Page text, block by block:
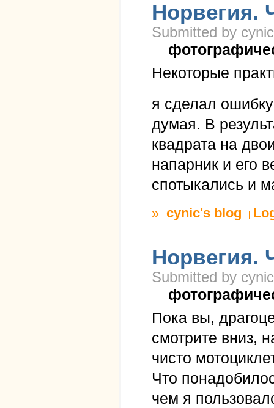
Норвегия.
Submitted by
Некоторые
я сделал
думая. В
квадрата на
напарник и его
спотыкались и
» cynic's blog
Норвегия.
Submitted by
Пока вы,
смотрите вниз,
чисто
Что
чем я